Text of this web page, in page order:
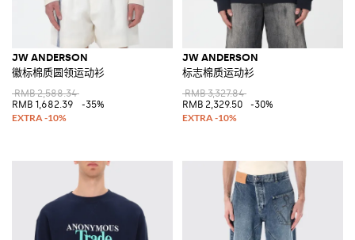
JW ANDERSON
徽标棉质圆领运动衫
RMB 2,588.34
RMB 1,682.39
-35%
JW ANDERSON
标志棉质运动衫
RMB 3,327.84
RMB 2,329.50
-30%